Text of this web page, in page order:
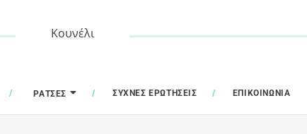
Κουνέλι
ΡΆΤΣΕΣ ΣΥΧΝΈΣ ΕΡΩΤΉΣΕΙΣ ΕΠΙΚΟΙΝΩΝΊΑ